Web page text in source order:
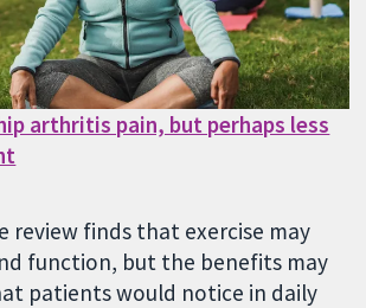
arthritis pain, but perhaps less
review finds that exercise may
function, but the benefits may
patients would notice in daily